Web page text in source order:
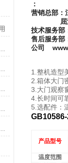
能有哪些？
能是什么？
护保养的工作
：
营销总部：
技术服务部
售后服务部
公司
1.整机造型
2.箱体大门
3.大门观察
4.长时间可
5.选配件：
产品型号
温度范围